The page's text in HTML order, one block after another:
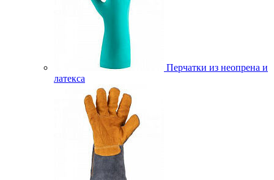
Перчатки из неопрена и
латекса